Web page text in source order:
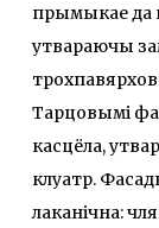
прымыкае да
утвараючы
Тарцовымі
касцёла,
клуатр.
лаканічна: